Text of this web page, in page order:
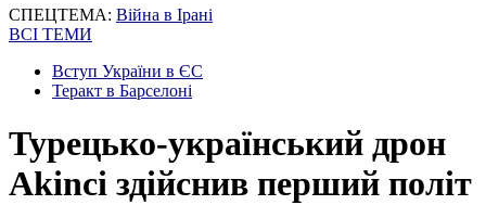
СПЕЦТЕМА: Війна в Ірані
ВСІ ТЕМИ
Вступ України в ЄС
Теракт в Барселоні
Турецько-український дрон
Akinci здійснив перший політ